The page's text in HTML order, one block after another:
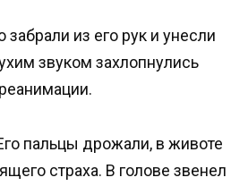
из его рук и унесли
звуком захлопнулись
пальцы дрожали, в животе
страха. В голове звенел